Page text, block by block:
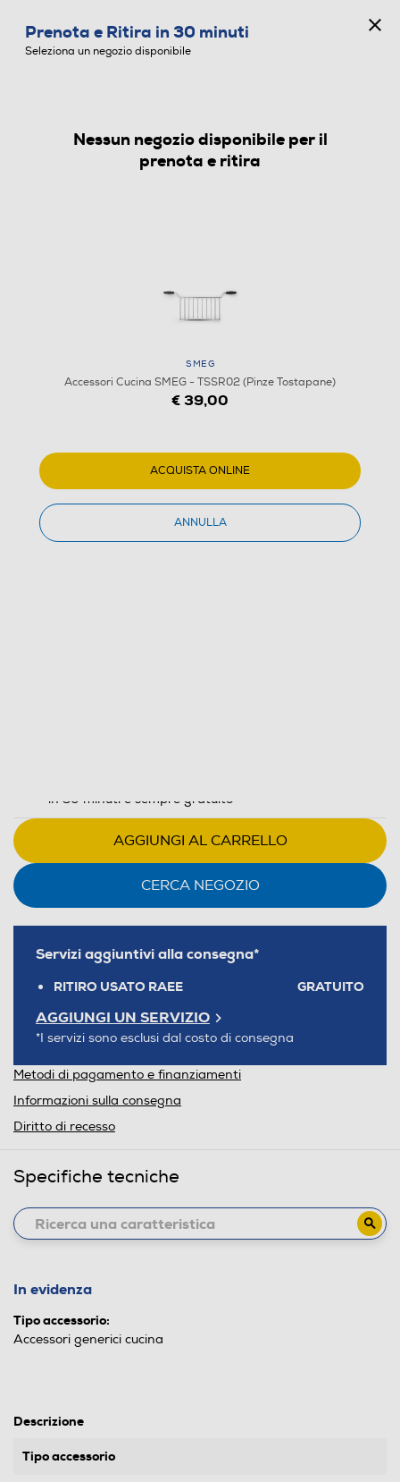
ACCESSORI CUCINA
5
SMEG - TSSR02 (Pinze Tostapane)
in 30 minuti e sempre gratuito
AGGIUNGI AL CARRELLO
CERCA NEGOZIO
Servizi aggiuntivi alla consegna*
RITIRO USATO RAEE GRATUITO
AGGIUNGI UN SERVIZIO
*I servizi sono esclusi dal costo di consegna
Metodi di pagamento e finanziamenti
Informazioni sulla consegna
Diritto di recesso
Specifiche tecniche
In evidenza
Tipo accessorio:
Accessori generici cucina
Descrizione
Tipo accessorio
Prenota e Ritira in 30 minuti
Seleziona un negozio disponibile
Nessun negozio disponibile per il
prenota e ritira
SMEG
Accessori Cucina SMEG - TSSR02 (Pinze Tostapane)
€ 39,00
ACQUISTA ONLINE
ANNULLA